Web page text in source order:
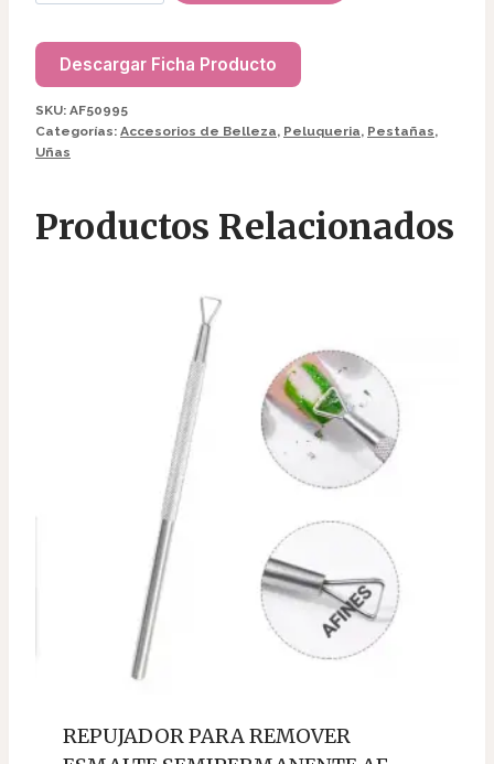
DE
REDONDO
AF50995
cantidad
Descargar Ficha Producto
SKU: AF50995
Categorías: Accesorios de Belleza, Peluqueria, Pestañas,
Uñas
Productos Relacionados
REPUJADOR PARA REMOVER